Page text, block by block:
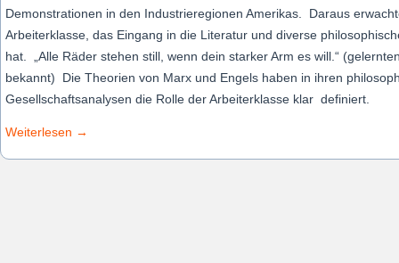
Demonstrationen in den Industrieregionen Amerikas. Daraus
Arbeiterklasse, das Eingang in die Literatur und diverse
hat. „Alle Räder stehen still, wenn dein starker Arm es will.“
bekannt) Die Theorien von Marx und Engels haben in ihren
Gesellschaftsanalysen die Rolle der Arbeiterklasse klar definiert.
Weiterlesen →